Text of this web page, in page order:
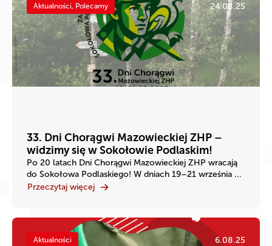
Aktualności, Polecamy 24.08.25
33. Dni Chorągwi Mazowieckiej ZHP –
widzimy się w Sokołowie Podlaskim!
Po 20 latach Dni Chorągwi Mazowieckiej ZHP wracają
do Sokołowa Podlaskiego! W dniach 19–21 września ...
Przeczytaj więcej
Aktualności 6.08.25